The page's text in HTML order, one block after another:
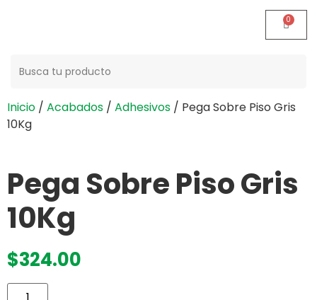
Inicio / Acabados / Adhesivos / Pega Sobre Piso Gris
10Kg
Pega Sobre Piso Gris
10Kg
$324.00